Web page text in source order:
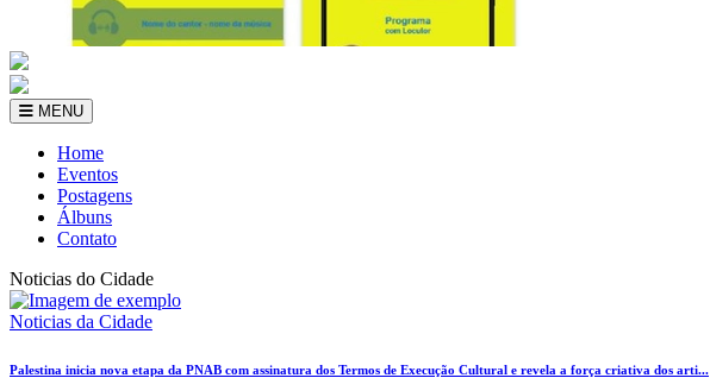
MENU
Home
Eventos
Postagens
Álbuns
Contato
Noticias do Cidade
Noticias da Cidade
Palestina inicia nova etapa da PNAB com assinatura dos Termos de Execução Cultural e revela a força criativa dos arti...